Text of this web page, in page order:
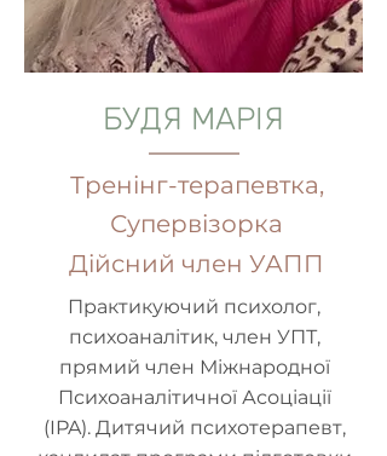
БУДЯ МАРІЯ
Тренінг-терапевтка,
Супервізорка
Дійсний член УАПП
Практикуючий психолог,
психоаналітик, член УПТ,
прямий член Міжнародної
Психоаналітичної Асоціації
(IPA). Дитячий психотерапевт,